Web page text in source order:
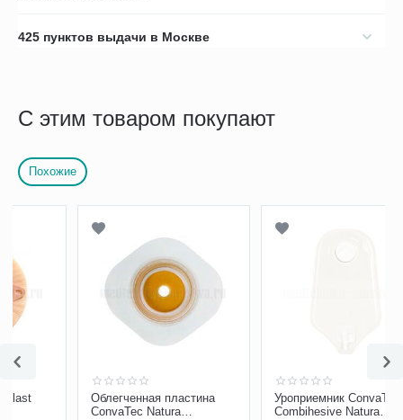
425 пунктов выдачи в Москве
С этим товаром покупают
Похожие
Облегченная пластина
ConvaTec Natura
Уроприемник ConvaTec
Combihesive Natura